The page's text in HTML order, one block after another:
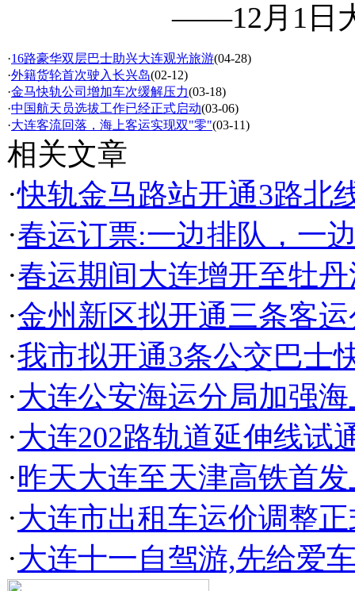
——12月1日
·16路豪华双层巴士助兴大连观光旅游(04-28)
·外籍货轮首次驶入长兴岛(02-12)
·金马快轨公司增加车次缓解压力(03-18)
·中国航天员选拔工作已经正式启动(03-06)
·大连客流回落，海上客运实现双"零"(03-11)
相关文章
·快轨金马路站开通3路北
·春运订票:一边排队，一
·春运期间大连增开至牡
·金州新区拟开通三条客
·我市拟开通3条公交巴士
·大连公安海运分局加强
·大连202路轨道延伸线试
·昨天大连至天津高铁首
·大连市出租车运价调整
·大连十一自驾游,先给爱